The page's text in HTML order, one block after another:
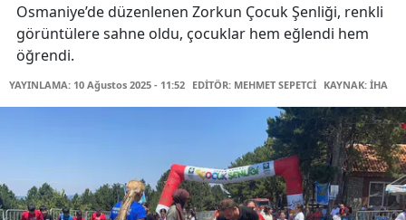
Osmaniye’de düzenlenen Zorkun Çocuk Şenliği, renkli
görüntülere sahne oldu, çocuklar hem eğlendi hem
öğrendi.
YAYINLAMA: 10 Ağustos 2025 - 11:52 EDİTÖR: MEHMET SEPETCİ KAYNAK: İHA